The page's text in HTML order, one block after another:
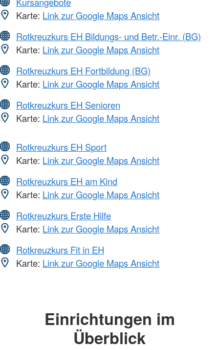
Karte: Link zur Google Maps Ansicht
Rotkreuzkurs EH Bildungs- und Betr.-Einr. (BG)
Karte: Link zur Google Maps Ansicht
Rotkreuzkurs EH Fortbildung (BG)
Karte: Link zur Google Maps Ansicht
Rotkreuzkurs EH Senioren
Karte: Link zur Google Maps Ansicht
Rotkreuzkurs EH Sport
Karte: Link zur Google Maps Ansicht
Rotkreuzkurs EH am Kind
Karte: Link zur Google Maps Ansicht
Rotkreuzkurs Erste Hilfe
Karte: Link zur Google Maps Ansicht
Rotkreuzkurs Fit in EH
Karte: Link zur Google Maps Ansicht
Einrichtungen im
Überblick